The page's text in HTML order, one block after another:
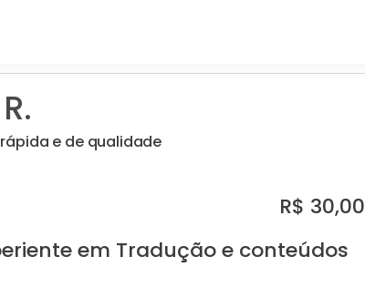
e de qualidade
R$ 30,00
em Tradução e conteúdos